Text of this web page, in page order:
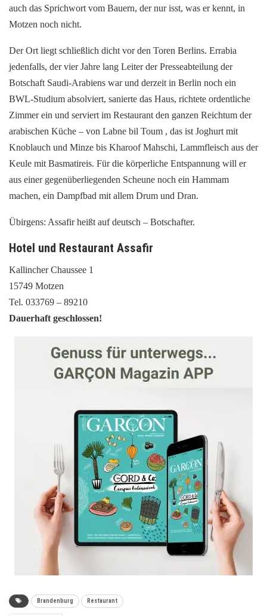
auch das Sprichwort vom Bauern, der nur isst, was er kennt, in
Motzen noch nicht.
Der Ort liegt schließlich dicht vor den Toren Berlins. Errabia
jedenfalls, der vier Jahre lang Leiter der Presseabteilung der
Botschaft Saudi-Arabiens war und derzeit in Berlin noch ein
BWL-Studium absolviert, sanierte das Haus, richtete ordentliche
Zimmer ein und serviert im Restaurant den ganzen Reichtum der
arabischen Küche – von Labne bil Toum , das ist Joghurt mit
Knoblauch und Minze bis Kharoof Mahschi, Lammfleisch aus der
Keule mit Basmatireis. Für die körperliche Entspannung will er
aus einer gegenüberliegenden Scheune noch ein Hammam
machen, ein Dampfbad mit allem Drum und Dran.
Übirgens: Assafir heißt auf deutsch – Botschafter.
Hotel und Restaurant Assafir
Kallincher Chaussee 1
15749 Motzen
Tel. 033769 – 89210
Dauerhaft geschlossen!
Brandenburg Restaurant